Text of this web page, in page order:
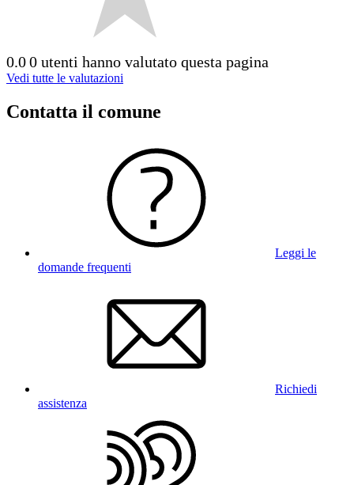
0.00 utenti hanno valutato questa pagina
Vedi tutte le valutazioni
Contatta il comune
Leggi le
domande frequenti
Richiedi
assistenza